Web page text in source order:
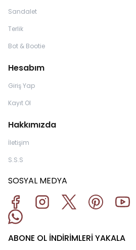
Sandalet
Terlik
Bot & Bootie
Hesabım
Giriş Yap
Kayıt Ol
Hakkımızda
İletişim
S.S.S
SOSYAL MEDYA
ABONE OL İNDİRİMLERİ YAKALA